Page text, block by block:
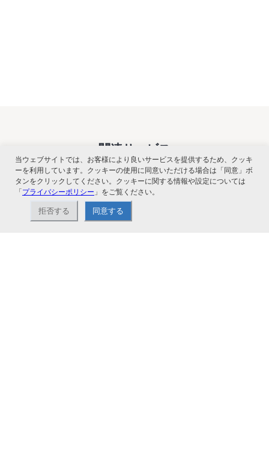
関連サービス
当ウェブサイトでは、お客様により良いサービスを提供するため、クッキ
ーを利用しています。クッキーの使用に同意いただける場合は「同意」ボ
タンをクリックしてください。クッキーに関する情報や設定については
「プライバシーポリシー 」をご覧ください。
拒否する 同意する